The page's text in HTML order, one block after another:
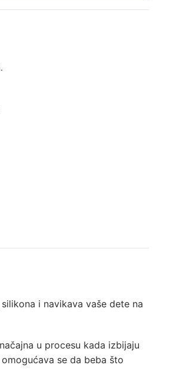
i navikava vaše dete na
u procesu kada izbijaju
se da beba što